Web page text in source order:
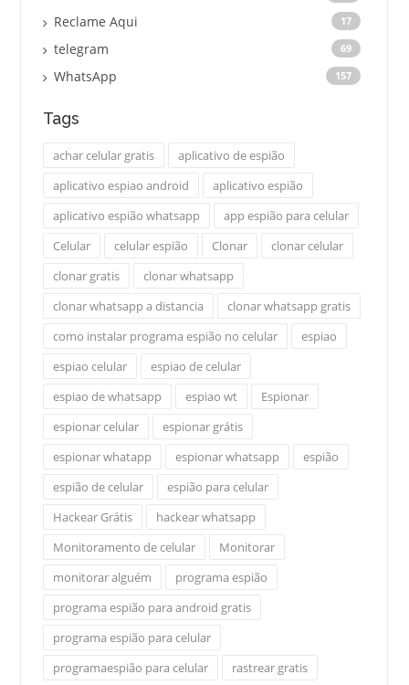
Reclame Aqui
17
telegram 69
WhatsApp 157
Tags
achar celular gratis
aplicativo de espião
aplicativo espiao android
aplicativo espião
aplicativo espião whatsapp
app espião para celular
Celular
celular espião Clonar
clonar celular
clonar gratis
clonar whatsapp
clonar whatsapp a distancia
clonar whatsapp gratis
como instalar programa espião no celular
espiao
espiao celular
espiao de celular
espiao de whatsapp
espiao wt
Espionar
espionar celular
espionar grátis
espionar whatapp
espionar whatsapp
espião
espião de celular
espião para celular
Hackear Grátis
hackear whatsapp
Monitoramento de celular
Monitorar
monitorar alguém
programa espião
programa espião para android gratis
programa espião para celular
programaespião para celular
rastrear gratis